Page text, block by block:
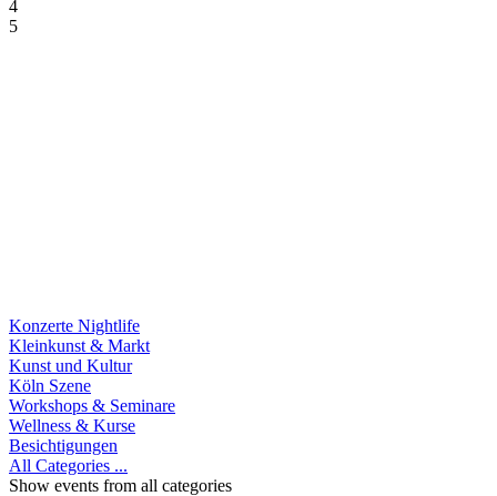
4
5
Konzerte Nightlife
Kleinkunst & Markt
Kunst und Kultur
Köln Szene
Workshops & Seminare
Wellness & Kurse
Besichtigungen
All Categories ...
Show events from all categories